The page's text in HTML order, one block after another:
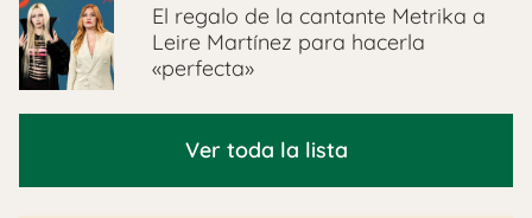
El regalo de la cantante Metrika a
Leire Martínez para hacerla
«perfecta»
Ver toda la lista